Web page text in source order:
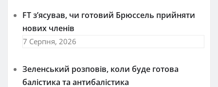
FT зʼясував, чи готовий Брюссель прийняти
нових членів
7 Серпня, 2026
Зеленський розповів, коли буде готова
балістика та антибалістика